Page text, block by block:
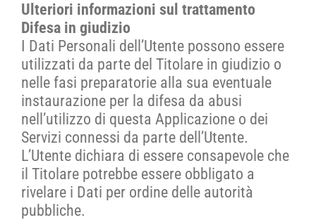
Ulteriori informazioni sul trattamento
Difesa in giudizio
I Dati Personali dell’Utente possono essere
utilizzati da parte del Titolare in giudizio o
nelle fasi preparatorie alla sua eventuale
instaurazione per la difesa da abusi
nell’utilizzo di questa Applicazione o dei
Servizi connessi da parte dell’Utente.
L’Utente dichiara di essere consapevole che
il Titolare potrebbe essere obbligato a
rivelare i Dati per ordine delle autorità
pubbliche.